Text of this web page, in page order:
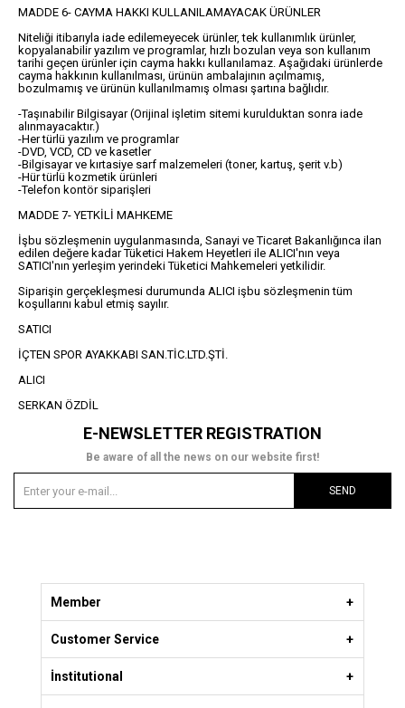
MADDE 6- CAYMA HAKKI KULLANILAMAYACAK ÜRÜNLER
Niteliği itibarıyla iade edilemeyecek ürünler, tek kullanımlık ürünler,
kopyalanabilir yazılım ve programlar, hızlı bozulan veya son kullanım
tarihi geçen ürünler için cayma hakkı kullanılamaz. Aşağıdaki ürünlerde
cayma hakkının kullanılması, ürünün ambalajının açılmamış,
bozulmamış ve ürünün kullanılmamış olması şartına bağlıdır.
-Taşınabilir Bilgisayar (Orijinal işletim sitemi kurulduktan sonra iade
alınmayacaktır.)
-Her türlü yazılım ve programlar
-DVD, VCD, CD ve kasetler
-Bilgisayar ve kırtasiye sarf malzemeleri (toner, kartuş, şerit v.b)
-Hür türlü kozmetik ürünleri
-Telefon kontör siparişleri
MADDE 7- YETKİLİ MAHKEME
İşbu sözleşmenin uygulanmasında, Sanayi ve Ticaret Bakanlığınca ilan
edilen değere kadar Tüketici Hakem Heyetleri ile ALICI'nın veya
SATICI'nın yerleşim yerindeki Tüketici Mahkemeleri yetkilidir.
Siparişin gerçekleşmesi durumunda ALICI işbu sözleşmenin tüm
koşullarını kabul etmiş sayılır.
SATICI
İÇTEN SPOR AYAKKABI SAN.TİC.LTD.ŞTİ.
ALICI
SERKAN ÖZDİL
E-NEWSLETTER REGISTRATION
Be aware of all the news on our website first!
SEND
Member
Customer Service
İnstitutional